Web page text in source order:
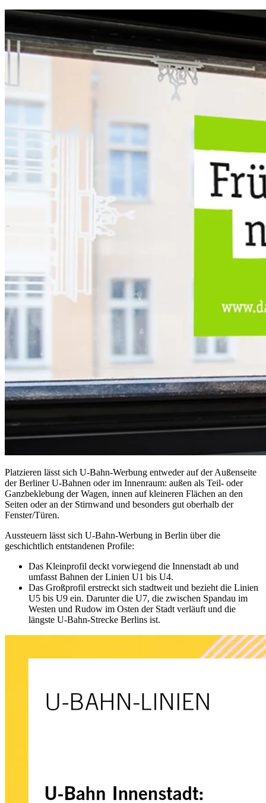
Platzieren lässt sich U-Bahn-Werbung entweder auf der Außenseite
der Berliner U-Bahnen oder im Innenraum: außen als Teil- oder
Ganzbeklebung der Wagen, innen auf kleineren Flächen an den
Seiten oder an der Stirnwand und besonders gut oberhalb der
Fenster/Türen.
Aussteuern lässt sich U-Bahn-Werbung in Berlin über die
geschichtlich entstandenen Profile:
Das Kleinprofil deckt vorwiegend die Innenstadt ab und
umfasst Bahnen der Linien U1 bis U4.
Das Großprofil erstreckt sich stadtweit und bezieht die Linien
U5 bis U9 ein. Darunter die U7, die zwischen Spandau im
Westen und Rudow im Osten der Stadt verläuft und die
längste U-Bahn-Strecke Berlins ist.